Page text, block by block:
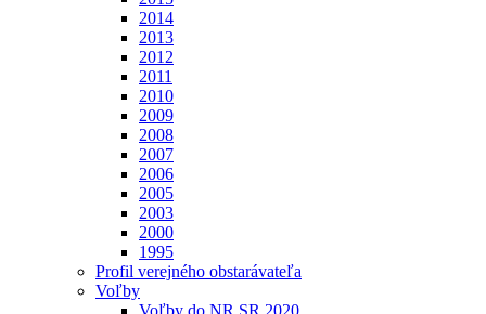
2014
2013
2012
2011
2010
2009
2008
2007
2006
2005
2003
2000
1995
Profil verejného obstarávateľa
Voľby
Voľby do NR SR 2020